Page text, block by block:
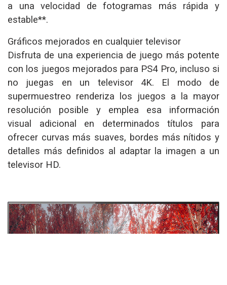
a una velocidad de fotogramas más rápida y
estable**.
Gráficos mejorados en cualquier televisor
Disfruta de una experiencia de juego más potente
con los juegos mejorados para PS4 Pro, incluso si
no juegas en un televisor 4K. El modo de
supermuestreo renderiza los juegos a la mayor
resolución posible y emplea esa información
visual adicional en determinados títulos para
ofrecer curvas más suaves, bordes más nítidos y
detalles más definidos al adaptar la imagen a un
televisor HD.